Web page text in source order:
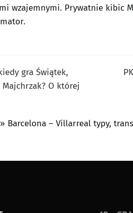
wzajemnymi. Prywatnie kibic
gra Świątek,
O której
» Barcelona – Villarreal typy,